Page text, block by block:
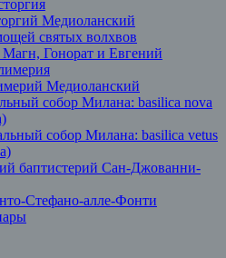
Медиоланский
святых волхвов
Гонорат и Евгений
Медиоланский
собор Милана: basilica nova
собор Милана: basilica vetus
баптистерий Сан-Джованни-
Стефано-алле-Фонти